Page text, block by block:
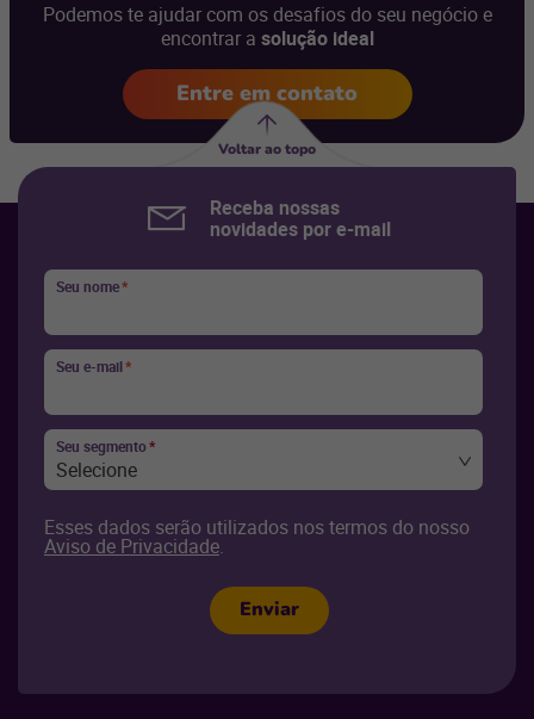
Podemos te ajudar com os desafios do seu negócio e
encontrar a solução ideal
Entre em contato
Voltar ao topo
Receba nossas
novidades por e-mail
Seu nome*
Seu e-mail*
Seu segmento*
Selecione
Esses dados serão utilizados nos termos do nosso
Aviso de Privacidade.
Enviar